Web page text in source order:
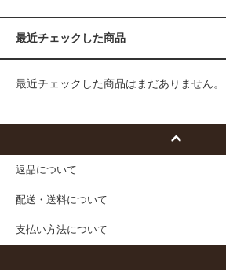
最近チェックした商品
最近チェックした商品はまだありません。
返品について
配送・送料について
支払い方法について